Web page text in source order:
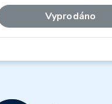
Vyprodáno